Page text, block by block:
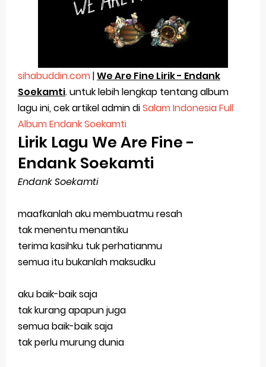
Tentang Perasaan Ini, Aku Tak Tahu
Untukmu Yang Sedang Patah Hati
Ya Nabi Salam Alaika - KH Said Aqil Siradj
Sholawat Karya Mbah Kholil Bangkalan Madura
senang melihat orang susah
Selamat Jalan Bu Lek Santi Fitriyana
Tutup Buku, untuk membuka buku
Tak Hanya Badai, Hari Yang Cerahpun Pasti Berlalu
Cara Mengatasi Touchscreen Samsung J7 Prime
Tidak Berfungsi
Pesan Untuk Ramadhan 2018
Bersama sang kekasih
sihabuddin.com|We Are Fine Lirik - Endank
Soekamti. untuk lebih lengkap tentang album
lagu ini, cek artikel admin diSalam Indonesia Full
Album Endank Soekamti
Lirik Lagu We Are Fine -
Endank Soekamti
Endank Soekamti
maafkanlah aku membuatmu resah
tak menentu menantiku
terima kasihku tuk perhatianmu
semua itu bukanlah maksudku
aku baik-baik saja
tak kurang apapun juga
semua baik-baik saja
tak perlu murung dunia